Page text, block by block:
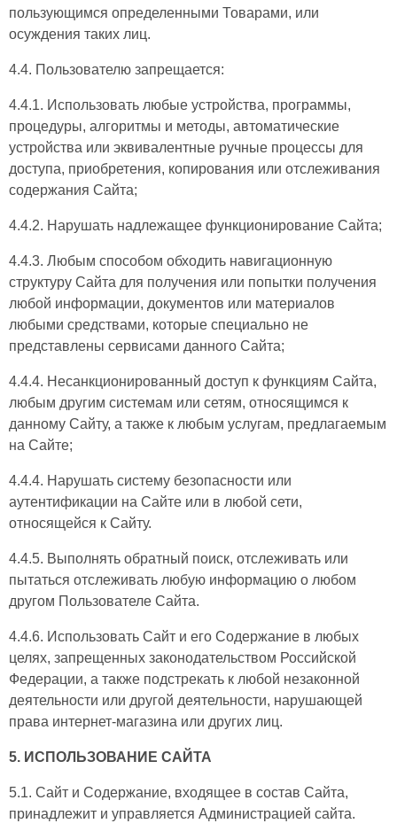
пользующимся определенными Товарами, или
осуждения таких лиц.
4.4. Пользователю запрещается:
4.4.1. Использовать любые устройства, программы,
процедуры, алгоритмы и методы, автоматические
устройства или эквивалентные ручные процессы для
доступа, приобретения, копирования или отслеживания
содержания Сайта;
4.4.2. Нарушать надлежащее функционирование Сайта;
4.4.3. Любым способом обходить навигационную
структуру Сайта для получения или попытки получения
любой информации, документов или материалов
любыми средствами, которые специально не
представлены сервисами данного Сайта;
4.4.4. Несанкционированный доступ к функциям Сайта,
любым другим системам или сетям, относящимся к
данному Сайту, а также к любым услугам, предлагаемым
на Сайте;
4.4.4. Нарушать систему безопасности или
аутентификации на Сайте или в любой сети,
относящейся к Сайту.
4.4.5. Выполнять обратный поиск, отслеживать или
пытаться отслеживать любую информацию о любом
другом Пользователе Сайта.
4.4.6. Использовать Сайт и его Содержание в любых
целях, запрещенных законодательством Российской
Федерации, а также подстрекать к любой незаконной
деятельности или другой деятельности, нарушающей
права интернет-магазина или других лиц.
5. ИСПОЛЬЗОВАНИЕ САЙТА
5.1. Сайт и Содержание, входящее в состав Сайта,
принадлежит и управляется Администрацией сайта.